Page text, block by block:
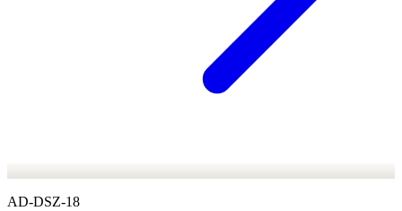
AD-DSZ-18